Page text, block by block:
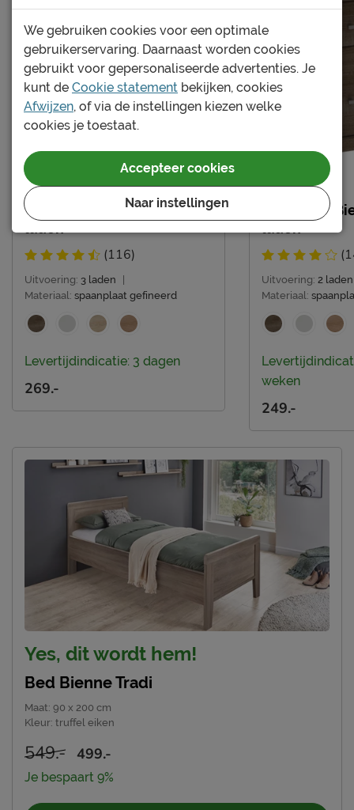
Uitvoering
Kleur
truffel eiken
Materiaal
spaanplaat gefineerd
Goed om te weten
Onderhoud
Garantie
3 jaar garantie
Montage
gratis gemonteerd
Leveranciersinformatie
Naam Beter Bed B.V.
Locatie
Postbus 716, 5400 AS,
Uden, Nederland
Emailadres
info@beterbed.nl
Nachtkast Bienne met 3
(116)
Uitvoering: 3 laden
|
Materiaal: spaanplaat gefineerd
Levertijdindicatie: 3 dagen
269.-
Nachtkast
Uitvoering: 2 laden
Materiaal:
weken
249.-
Yes, dit wordt hem!
Bed Bienne Tradi
Maat: 90 x 200 cm
Kleur: truffel eiken
549.- 499.-
Je bespaart 9%
We gebruiken cookies voor een optimale
gebruikerservaring. Daarnaast worden cookies
gebruikt voor gepersonaliseerde advertenties. Je
kunt de Cookie statement bekijken, cookies
Afwijzen, of via de instellingen kiezen welke
cookies je toestaat.
Naar instellingen
Accepteer cookies